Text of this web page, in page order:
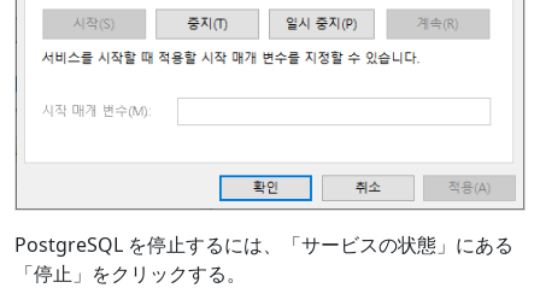
PostgreSQL を停止するには、「サービスの状態」にある
「停止」をクリックする。